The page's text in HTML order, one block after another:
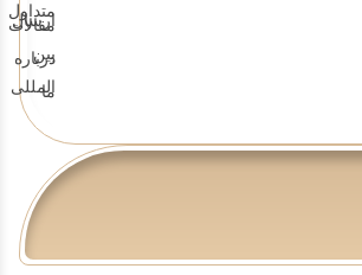
ارسال
بین
المللی
متداول
درباره
ما
مقالات